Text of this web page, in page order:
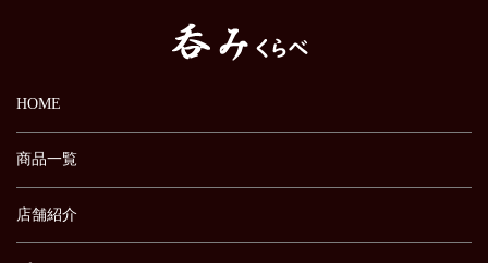
HOME
商品一覧
店舗紹介